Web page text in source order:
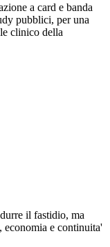
a card e banda
pubblici, per una
clinico della
il fastidio, ma
economia e continuita'